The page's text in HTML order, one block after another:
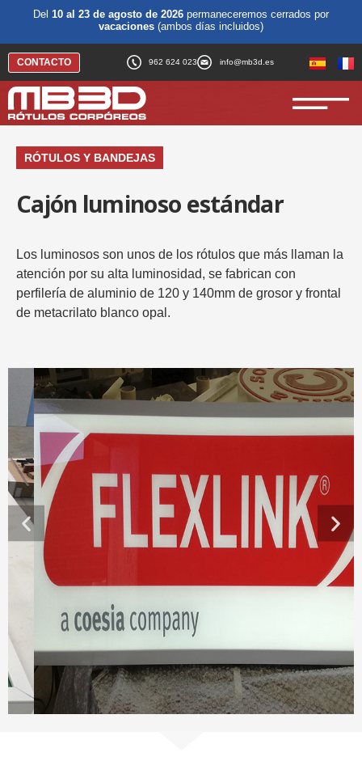
Del 10 al 23 de agosto de 2026 permaneceremos cerrados por
vacaciones (ambos días incluidos)
CONTACTO 962 624 023 info@mb3d.es
RÓTULOS Y BANDEJAS
Cajón luminoso estándar
Los luminosos son unos de los rótulos que más llaman la
atención por su alta luminosidad, se fabrican con
perfilería de aluminio de 120 y 140mm de grosor y frontal
de metacrilato blanco opal.